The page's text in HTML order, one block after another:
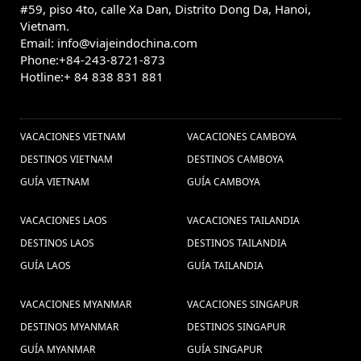
(1) ,Consejos de viaje a Laos (3) , férias Vietnã (1) ,
Trajes tradicionais Indochina (1) ,
myanmar (9) ,Férias Camboja, Férias no
Pacotes de viagens Camboja, Pacote de viagem ao
Camboja, Descubrir o Camboja (1) ,Viajes
privado a Myanmar (1) ,Thingyan
festival (2) ,
Día de la Independencia de
Vietnam (1) ,
férias na Tailândia (1) ,cultura de
mianmar (1) ,
Consejos de viajes
(1) ,
Laos (1) ,
Delta do Mekong Vietnã (1) ,
Kong Skull island in vietnam
#59, piso 4to, calle Xa Dan, Distrito Dong Da, Hanoi,
Vietnam.
Email: info@viajeindochina.com
Phone:+84-243-8721-873
Hotline:+ 84 838 831 881
VACACIONES VIETNAM
DESTINOS VIETNAM
GUÍA VIETNAM
VACACIONES CAMBOYA
DESTINOS CAMBOYA
GUÍA CAMBOYA
VACACIONES LAOS
DESTINOS LAOS
GUÍA LAOS
VACACIONES TAILANDIA
DESTINOS TAILANDIA
GUÍA TAILANDIA
VACACIONES MYANMAR
DESTINOS MYANMAR
GUÍA MYANMAR
VACACIONES SINGAPUR
DESTINOS SINGAPUR
GUÍA SINGAPUR